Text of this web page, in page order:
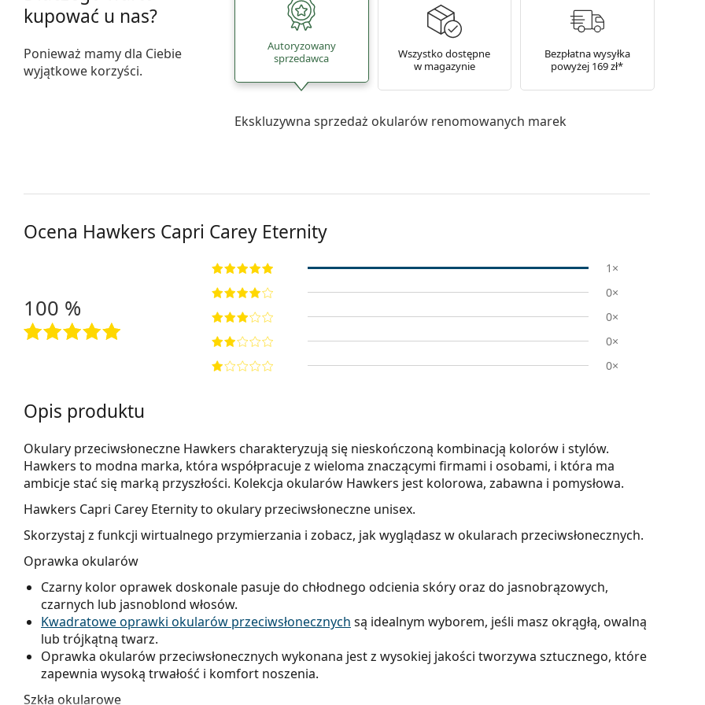
kupować u nas?
Ponieważ mamy dla Ciebie
wyjątkowe korzyści.
Autoryzowany
sprzedawca
Wszystko dostępne
w magazynie
Bezpłatna wysyłka
powyżej 169 zł*
Ekskluzywna sprzedaż okularów renomowanych marek
Ocena Hawkers Capri Carey Eternity
100 %
1×
0×
0×
0×
0×
Opis produktu
Okulary przeciwsłoneczne Hawkers charakteryzują się nieskończoną kombinacją kolorów i stylów.
Hawkers to modna marka, która współpracuje z wieloma znaczącymi firmami i osobami, i która ma
ambicje stać się marką przyszłości. Kolekcja okularów Hawkers jest kolorowa, zabawna i pomysłowa.
Hawkers Capri Carey Eternityto okulary przeciwsłoneczne unisex.
Skorzystaj z funkcji wirtualnego przymierzania i zobacz, jak wyglądasz w okularach przeciwsłonecznych.
Oprawka okularów
Czarny kolor oprawek doskonale pasuje do chłodnego odcienia skóry oraz do jasnobrązowych,
czarnych lub jasnoblond włosów.
Kwadratowe oprawki okularów przeciwsłonecznych są idealnym wyborem, jeśli masz okrągłą, owalną
lub trójkątną twarz.
Oprawka okularów przeciwsłonecznych wykonana jest z wysokiej jakości tworzywa sztucznego, które
zapewnia wysoką trwałość i komfort noszenia.
Szkła okularowe